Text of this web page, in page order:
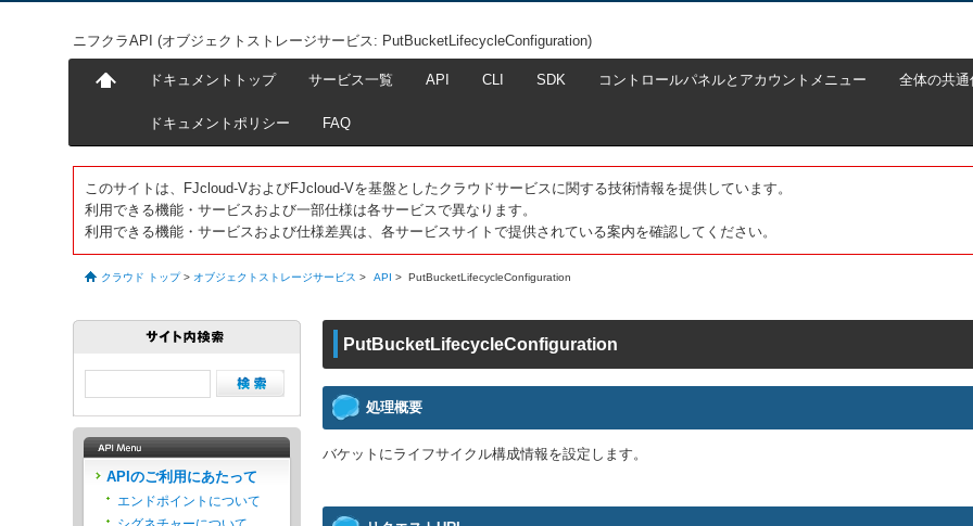
ニフクラAPI (オブジェクトストレージサービス: PutBucketLifecycleConfiguration)
ドキュメントトップ サービス一覧 API CLI SDK コントロールパネルとアカウントメニュー 全体の共通
ドキュメントポリシー FAQ
このサイトは、FJcloud-VおよびFJcloud-Vを基盤としたクラウドサービスに関する技術情報を提供しています。
利用できる機能・サービスおよび一部仕様は各サービスで異なります。
利用できる機能・サービスおよび仕様差異は、各サービスサイトで提供されている案内を確認してください。
クラウド トップ > オブジェクトストレージサービス > API > PutBucketLifecycleConfiguration
PutBucketLifecycleConfiguration
処理概要
バケットにライフサイクル構成情報を設定します。
APIのご利用にあたって
エンドポイントについて
シグネチャーについて